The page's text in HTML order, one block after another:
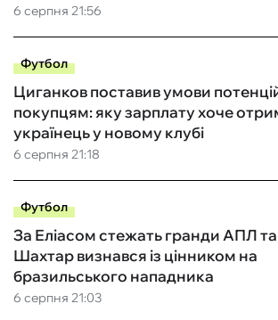
6 серпня 21:56
Футбол
6 серпня 21:18
Циганков поставив умови
покупцям: яку зарплату хоче
українець у новому клубі
Футбол
6 серпня 21:03
За Еліасом стежать гранди АПЛ та
Шахтар визнався із цінником на
бразильського нападника